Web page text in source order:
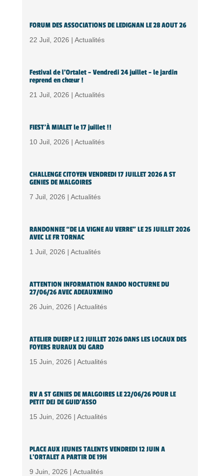
FORUM DES ASSOCIATIONS DE LEDIGNAN LE 28 AOUT 26
22 Juil, 2026 | Actualités
Festival de l’Ortalet – Vendredi 24 juillet – le jardin
reprend en chœur !
21 Juil, 2026 | Actualités
FIEST’À MIALET le 17 juillet !!
10 Juil, 2026 | Actualités
CHALLENGE CITOYEN VENDREDI 17 JUILLET 2026 A ST
GENIES DE MALGOIRES
7 Juil, 2026 | Actualités
RANDONNEE “DE LA VIGNE AU VERRE” LE 25 JUILLET 2026
AVEC LE FR TORNAC
1 Juil, 2026 | Actualités
ATTENTION INFORMATION RANDO NOCTURNE DU
27/06/26 AVEC ADEAUXMINO
26 Juin, 2026 | Actualités
ATELIER DUERP LE 2 JUILLET 2026 DANS LES LOCAUX DES
FOYERS RURAUX DU GARD
15 Juin, 2026 | Actualités
RV A ST GENIES DE MALGOIRES LE 22/06/26 POUR LE
PETIT DEJ DE GUID’ASSO
15 Juin, 2026 | Actualités
PLACE AUX JEUNES TALENTS VENDREDI 12 JUIN A
L’ORTALET A PARTIR DE 19H
9 Juin, 2026 | Actualités